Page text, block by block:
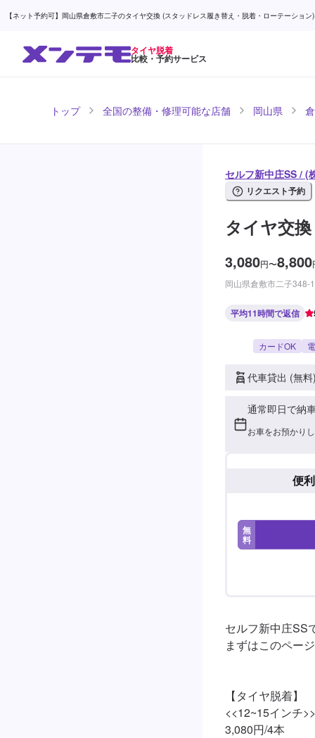
【ネット予約可】岡山県倉敷市二子のタイヤ交換 (スタッドレス履き替え・脱着・ローテーショ
タイヤ脱着
比較・予約サービス
トップ 全国の整備・修理可能な店舗 岡山県
セルフ新中庄SS / (
リクエスト予約
タイヤ交
3,080円〜8,800
岡山県倉敷市二子348-1
平均11時間で返信
カードOK
代車貸出 (無
通常即日で納
お車をお預かり
便
無
料
セルフ新中庄SS
まずはこのペー
【タイヤ脱着】
<<12~15インチ>>
3,080円/4本